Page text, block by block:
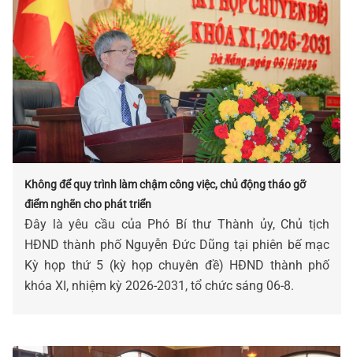
Không để quy trình làm chậm công việc, chủ động tháo gỡ
điểm nghẽn cho phát triển
Đây là yêu cầu của Phó Bí thư Thành ủy, Chủ tịch
HĐND thành phố Nguyễn Đức Dũng tại phiên bế mạc
Kỳ họp thứ 5 (kỳ họp chuyên đề) HĐND thành phố
khóa XI, nhiệm kỳ 2026-2031, tổ chức sáng 06-8.